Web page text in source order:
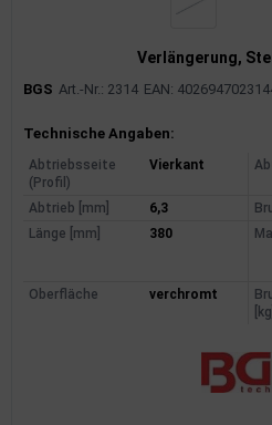
Verlängerung,
BGS Art.-Nr.: 2314 EAN:
Produktinformationen
Technische Angaben:
Abtriebsseite
(Profil)
Vierkant
Abtrieb [mm] 6,3
Länge [mm]
380
Oberfläche
verchromt
[kg]